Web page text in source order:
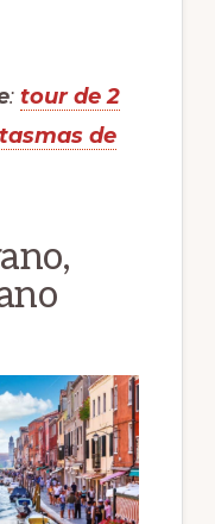
: tour de 2
de